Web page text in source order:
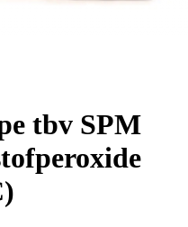
tbv SPM